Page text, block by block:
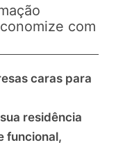
com
caras para
residência
funcional,